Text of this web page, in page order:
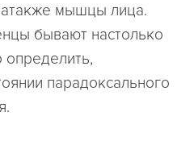
атакже мышцы лица.
бывают настолько
определить,
парадоксального